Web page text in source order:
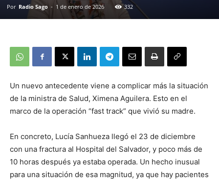
Por Radio Sago - 1 de enero de 2026 332
Un nuevo antecedente viene a complicar más la situación
de la ministra de Salud, Ximena Aguilera. Esto en el
marco de la operación “fast track” que vivió su madre.
En concreto, Lucía Sanhueza llegó el 23 de diciembre
con una fractura al Hospital del Salvador, y poco más de
10 horas después ya estaba operada. Un hecho inusual
para una situación de esa magnitud, ya que hay pacientes